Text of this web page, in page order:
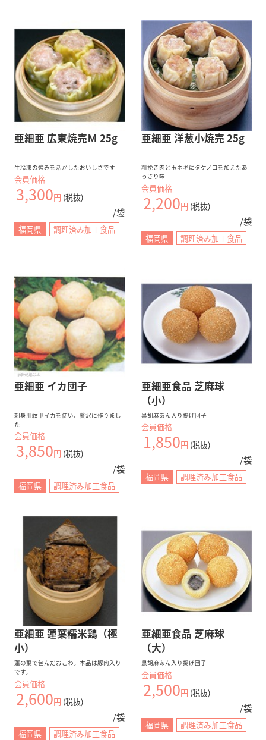
亜細亜 広東焼売Ｍ 25g
生冷凍の強みを活かしたおいしさです
会員価格
3,300円 (税抜)
/袋
福岡県 調理済み加工食品
亜細亜 洋葱小焼売 25g
粗挽き肉と玉ネギにタケノコを加えたあ
っさり味
会員価格
2,200円 (税抜)
/袋
福岡県 調理済み加工食品
亜細亜 イカ団子
刺身用紋甲イカを使い、贅沢に作りまし
た
会員価格
3,850円 (税抜)
/袋
福岡県 調理済み加工食品
亜細亜食品 芝麻球
（小）
黒胡麻あん入り揚げ団子
会員価格
1,850円 (税抜)
/袋
福岡県 調理済み加工食品
亜細亜 蓮葉糯米鶏（極
小）
蓮の葉で包んだおこわ。本品は豚肉入り
です。
会員価格
2,600円 (税抜)
/袋
福岡県 調理済み加工食品
亜細亜食品 芝麻球
（大）
黒胡麻あん入り揚げ団子
会員価格
2,500円 (税抜)
/袋
福岡県 調理済み加工食品